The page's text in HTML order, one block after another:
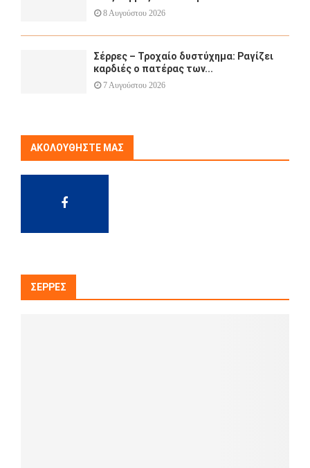
8 Αυγούστου 2026
Σέρρες – Τροχαίο δυστύχημα: Ραγίζει
καρδιές ο πατέρας των...
7 Αυγούστου 2026
ΑΚΟΛΟΥΘΉΣΤΕ ΜΑΣ
ΣΈΡΡΕΣ